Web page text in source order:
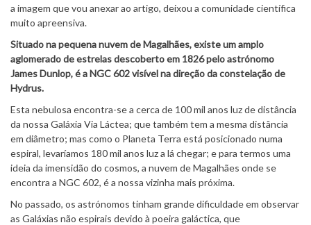
a imagem que vou anexar ao artigo, deixou a comunidade científica
muito apreensiva.
Situado na pequena nuvem de Magalhães, existe um amplo
aglomerado de estrelas descoberto em 1826 pelo astrónomo
James Dunlop, é a NGC 602 visível na direção da constelação de
Hydrus.
Esta nebulosa encontra-se a cerca de 100 mil anos luz de distância
da nossa Galáxia Via Láctea; que também tem a mesma distância
em diâmetro; mas como o Planeta Terra está posicionado numa
espiral, levaríamos 180 mil anos luz a lá chegar; e para termos uma
ideia da imensidão do cosmos, a nuvem de Magalhães onde se
encontra a NGC 602, é a nossa vizinha mais próxima.
No passado, os astrónomos tinham grande dificuldade em observar
as Galáxias não espirais devido à poeira galáctica, que